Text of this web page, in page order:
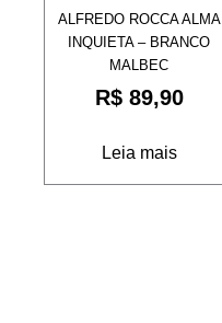
ALFREDO ROCCA ALMA
INQUIETA – BRANCO
MALBEC
R$89,90
Leia mais